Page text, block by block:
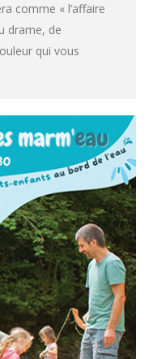
comme « l’affaire
drame, de
qui vous